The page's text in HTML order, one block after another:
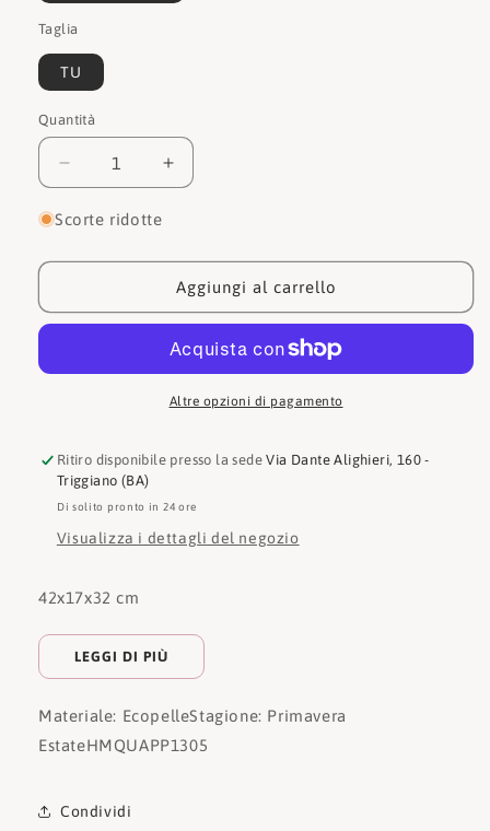
Taglia
TU
Quantità
Quantità
Diminuisci
quantità
per
Zaino
HMQUAPP1305
Aumenta
quantità
Zaino
HMQUAPP1305
Scorte ridotte
Aggiungi al carrello
Altre opzioni di pagamento
Ritiro disponibile presso la sedeVia Dante Alighieri, 160 -
Triggiano (BA)
Di solito pronto in 24 ore
Visualizza i dettagli del negozio
42x17x32 cm
LEGGI DI PIÙ
Materiale: EcopelleStagione: Primavera
EstateHMQUAPP1305
Condividi